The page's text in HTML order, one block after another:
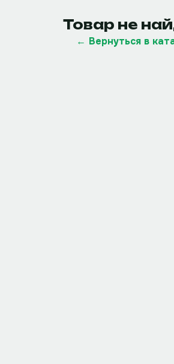
Товар не
← Вернуться в